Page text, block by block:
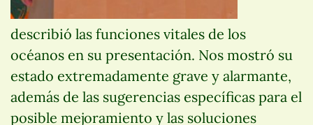
describió las funciones vitales de los
océanos en su presentación. Nos mostró su
estado extremadamente grave y alarmante,
además de las sugerencias específicas para el
posible mejoramiento y las soluciones